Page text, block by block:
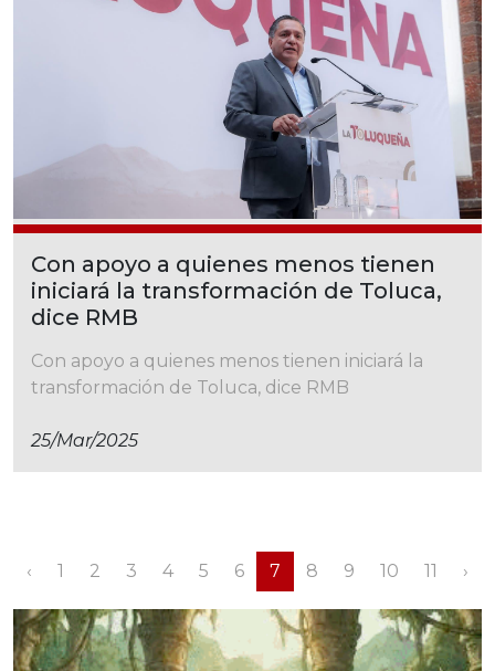
Con apoyo a quienes menos tienen
iniciará la transformación de Toluca,
dice RMB
Con apoyo a quienes menos tienen iniciará la
transformación de Toluca, dice RMB
25/mar/2025
‹ 1 2 3 4 5 6 7 8 9 10 11 ›